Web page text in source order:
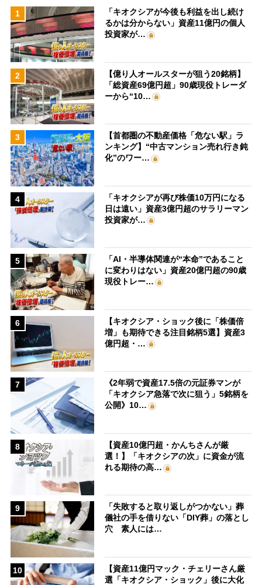
1
「キオクシアが今後も利益を出し続け
るかは分からない」資産11億円の個人
投資家が…
2
【億り人オールスターが狙う20銘柄】
「総資産69億円超」90歳現役トレーダ
ーから“10…
3
【首都圏の不動産価格「危ない駅」ラ
ンキング】“中古マンション売れ行き鈍
化”のワー…
4
「キオクシアが再び株価10万円になる
日は遠い」資産3億円超のサラリーマン
投資家が…
5
「AI・半導体関連が“本命”であること
に変わりはない」資産20億円超の90歳
現役トレー…
6
【キオクシア・ショック後に「株価倍
増」も期待できる注目銘柄5選】資産3
億円超・…
7
《2年弱で資産17.5倍の元証券マンが
「キオクシア急落で次に狙う」5銘柄を
公開》10…
8
【資産10億円超・かんちさんが厳
選！】「キオクシアの次」に資金が流
れる期待の高…
9
「失敗すると取り返しがつかない」葬
儀社の手を借りない「DIY葬」の落とし
穴 素人には…
10
【資産11億円マック・チェリーさん厳
選「キオクシア・ショック」後に大化